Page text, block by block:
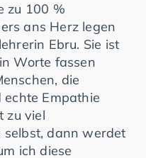
zu 100 %
ans Herz legen
Ebru. Sie ist
Worte fassen
die
Empathie
zu viel
dann werdet
ich diese